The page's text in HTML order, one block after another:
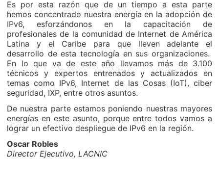
Es por esta razón que de un tiempo a esta parte
hemos concentrado nuestra energía en la adopción de
IPv6, esforzándonos en la capacitación de
profesionales de la comunidad de Internet de América
Latina y el Caribe para que lleven adelante el
desarrollo de esta tecnología en sus organizaciones.
En lo que va de este año llevamos más de 3.100
técnicos y expertos entrenados y actualizados en
temas como IPv6, Internet de las Cosas (IoT), ciber
seguridad, IXP, entre otros asuntos.
De nuestra parte estamos poniendo nuestras mayores
energías en este asunto, porque entre todos vamos a
lograr un efectivo despliegue de IPv6 en la región.
Oscar Robles
Director Ejecutivo, LACNIC